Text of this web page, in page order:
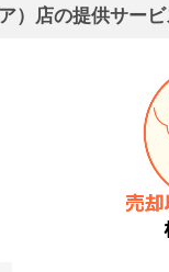
）店の提供サービ